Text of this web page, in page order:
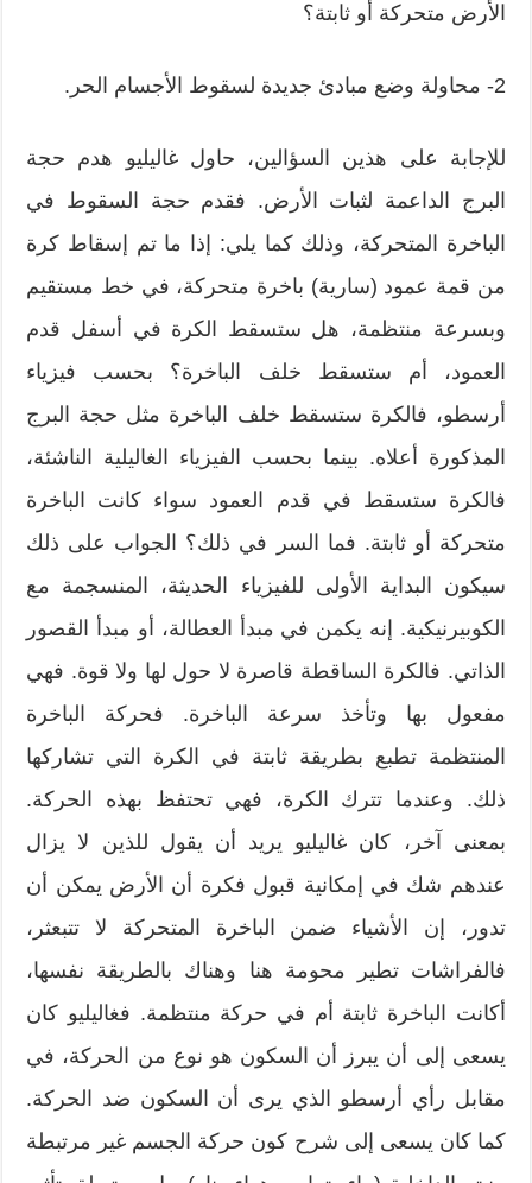
الأرض متحركة أو ثابتة؟
2- محاولة وضع مبادئ جديدة لسقوط الأجسام الحر.
للإجابة على هذين السؤالين، حاول غاليليو هدم حجة
البرج الداعمة لثبات الأرض. فقدم حجة السقوط في
الباخرة المتحركة، وﺫلك كما يلي: إذا ما تم إسقاط كرة
من قمة عمود (سارية) باخرة متحركة، في خط مستقيم
وبسرعة منتظمة، هل ستسقط الكرة في أسفل قدم
العمود، أم ستسقط خلف الباخرة؟ بحسب فيزياء
أرسطو، فالكرة ستسقط خلف الباخرة مثل حجة البرج
المذكورة أعلاه. بينما بحسب الفيزياء الغاليلية الناشئة،
فالكرة ستسقط في قدم العمود سواء كانت الباخرة
متحركة أو ثابتة. فما السر في ذلك؟ الجواب على ﺫلك
سيكون البداية الأولى للفيزياء الحديثة، المنسجمة مع
الكوبيرنيكية. إنه يكمن في مبدأ العطالة، أو مبدأ القصور
الذاتي. فالكرة الساقطة قاصرة لا حول لها ولا قوة. فهي
مفعول بها وتأخذ سرعة الباخرة. فحركة الباخرة
المنتظمة تطبع بطريقة ثابتة في الكرة التي تشاركها
ﺫلك. وعندما تترك الكرة، فهي تحتفظ بهذه الحركة.
بمعنى آخر، كان غاليليو يريد أن يقول للذين لا يزال
عندهم شك في إمكانية قبول فكرة أن الأرض يمكن أن
تدور، إن الأشياء ضمن الباخرة المتحركة لا تتبعثر،
فالفراشات تطير محومة هنا وهناك بالطريقة نفسها،
أكانت الباخرة ثابتة أم في حركة منتظمة. فغاليليو كان
يسعى إلى أن يبرز أن السكون هو نوع من الحركة، في
مقابل رأي أرسطو الذي يرى أن السكون ضد الحركة.
كما كان يسعى إلى شرح كون حركة الجسم غير مرتبطة